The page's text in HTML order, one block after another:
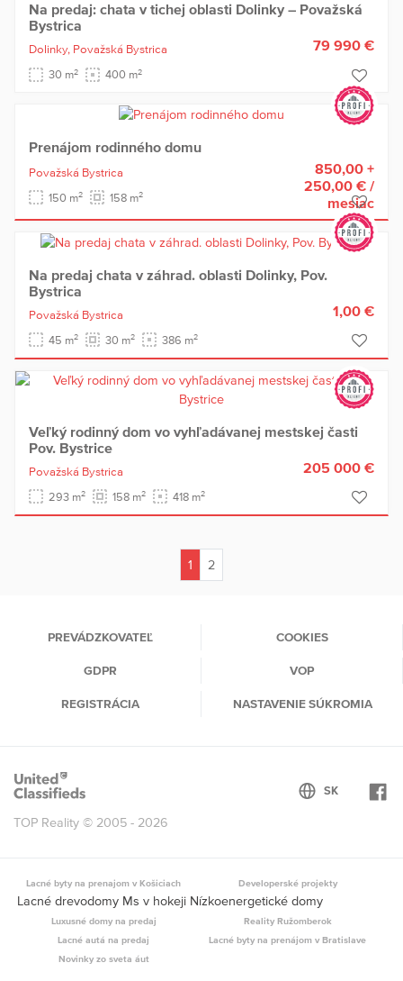
Na predaj: chata v tichej oblasti Dolinky – Považská
Bystrica
Dolinky, Považská Bystrica
30 m2 400 m2
79 990 €
Prenájom rodinného domu
Považská Bystrica
150 m2 158 m2
850,00 +
250,00 € /
mesiac
Na predaj chata v záhrad. oblasti Dolinky, Pov.
Bystrica
Považská Bystrica
45 m2 30 m2 386 m2
1,00 €
Veľký rodinný dom vo vyhľadávanej mestskej časti
Pov. Bystrice
Považská Bystrica
293 m2 158 m2 418 m2
205 000 €
1
2
PREVÁDZKOVATEĽ COOKIES
GDPR VOP
REGISTRÁCIA NASTAVENIE SÚKROMIA
TOP Reality © 2005 - 2026
Lacné byty na prenajom v Košiciach Developerské projekty
Lacné drevodomy Ms v hokeji Nízkoenergetické domy
Luxusné domy na predaj
Reality Ružomberok
Lacné autá na predaj
Lacné byty na prenájom v Bratislave
Novinky zo sveta áut